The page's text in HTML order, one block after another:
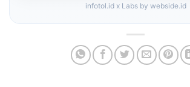
infotol.id x Labs by webside.id